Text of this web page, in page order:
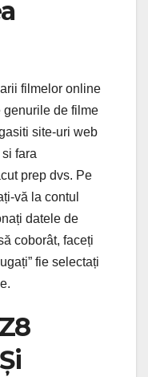
filmelor online
genurile de filme
site-uri web
fara
prep dvs. Pe
vă la contul
datele de
coborât, faceți
fie selectați